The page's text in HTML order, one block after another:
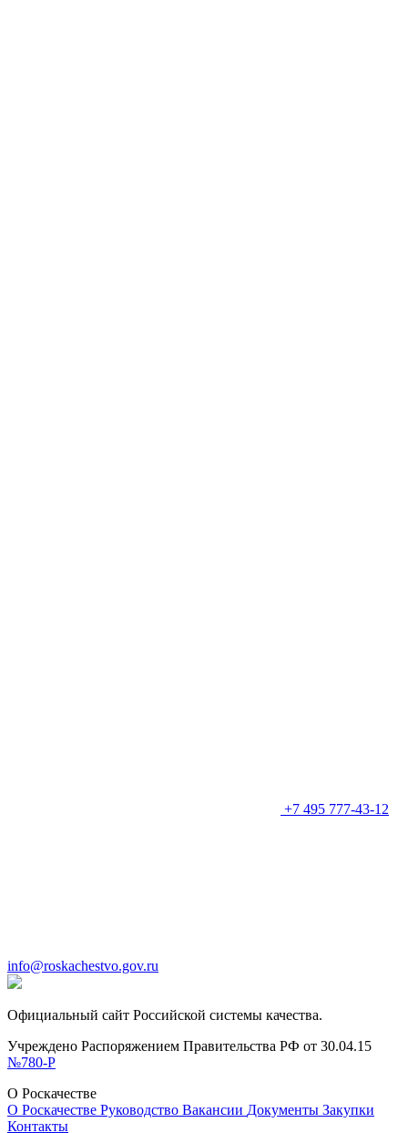
+7 495 777-43-12
info@roskachestvo.gov.ru
Официальный сайт Российской системы качества.
Учреждено Распоряжением Правительства РФ от 30.04.15
№780-Р
О Роскачестве
О Роскачестве Руководство Вакансии Документы Закупки
Контакты